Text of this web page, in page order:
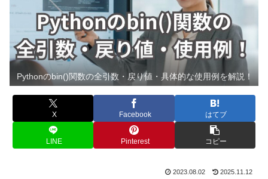
Pythonのbin()関数の全引数・戻り値・具体的な使用例を解説！
X Facebook はてブ
LINE Pinterest コピー
2023.08.02 2025.11.12